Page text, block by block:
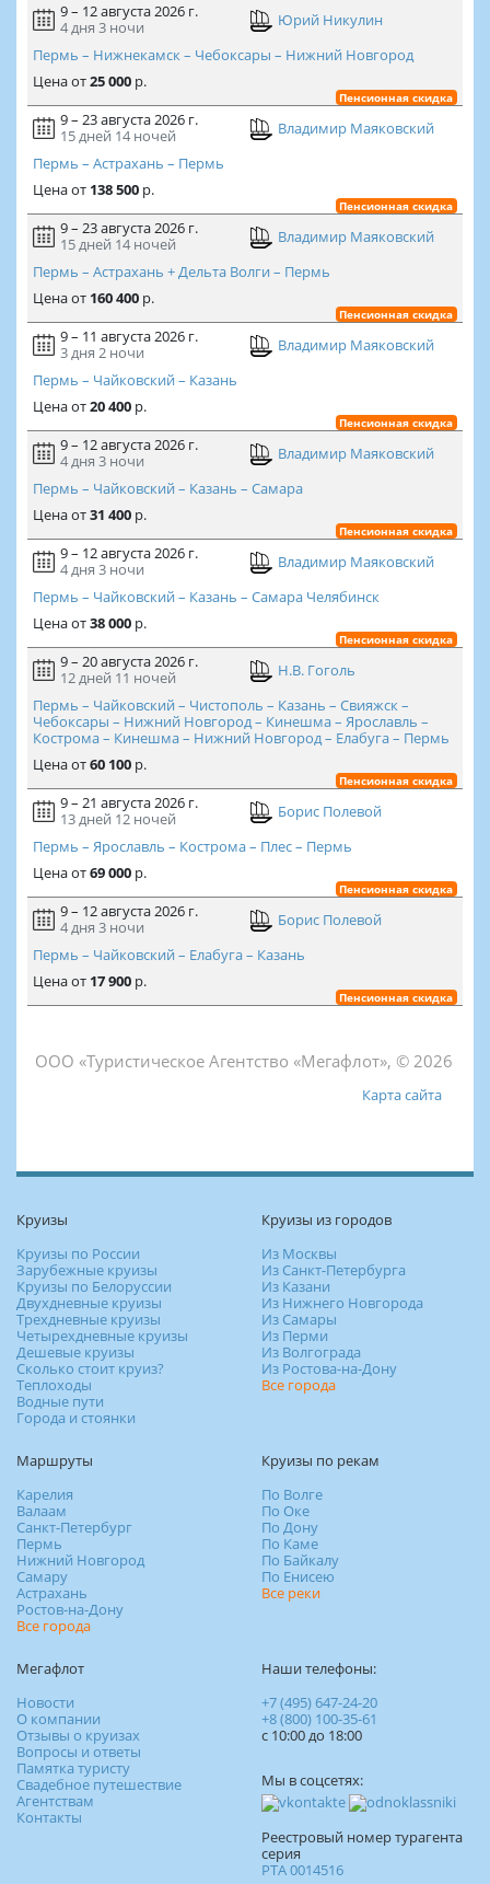
9 – 12 августа 2026 г.
4 дня 3 ночи
Юрий Никулин
Пермь – Нижнекамск – Чебоксары – Нижний Новгород
Ценаот25 000р.
Пенсионная скидка
9 – 23 августа 2026 г.
15 дней 14 ночей
Владимир Маяковский
Пермь – Астрахань – Пермь
Ценаот 138 500р.
Пенсионная скидка
9 – 23 августа 2026 г.
15 дней 14 ночей
Владимир Маяковский
Пермь – Астрахань + Дельта Волги – Пермь
Ценаот 160 400р.
Пенсионная скидка
9 – 11 августа 2026 г.
3 дня 2 ночи
Владимир Маяковский
Пермь – Чайковский – Казань
Ценаот20 400р.
Пенсионная скидка
9 – 12 августа 2026 г.
4 дня 3 ночи
Владимир Маяковский
Пермь – Чайковский – Казань – Самара
Ценаот31 400р.
Пенсионная скидка
9 – 12 августа 2026 г.
4 дня 3 ночи
Владимир Маяковский
Пермь – Чайковский – Казань – Самара Челябинск
Ценаот38 000р.
Пенсионная скидка
9 – 20 августа 2026 г.
12 дней 11 ночей
Н.В. Гоголь
Пермь – Чайковский – Чистополь – Казань – Свияжск –
Чебоксары – Нижний Новгород – Кинешма – Ярославль –
Кострома – Кинешма – Нижний Новгород – Елабуга – Пермь
Ценаот60 100р.
Пенсионная скидка
9 – 21 августа 2026 г.
13 дней 12 ночей
Борис Полевой
Пермь – Ярославль – Кострома – Плес – Пермь
Ценаот69 000р.
Пенсионная скидка
9 – 12 августа 2026 г.
4 дня 3 ночи
Борис Полевой
Пермь – Чайковский – Елабуга – Казань
Ценаот 17 900р.
Пенсионная скидка
ООО «Туристическое Агентство «Мегафлот», © 2026
Карта сайта
Круизы
Круизы по России
Зарубежные круизы
Круизы по Белоруссии
Двухдневные круизы
Трехдневные круизы
Четырехдневные круизы
Дешевые круизы
Сколько стоит круиз?
Теплоходы
Водные пути
Города и стоянки
Круизы из городов
Из Москвы
Из Санкт-Петербурга
Из Казани
Из Нижнего Новгорода
Из Самары
Из Перми
Из Волгограда
Из Ростова-на-Дону
Все города
Маршруты
Карелия
Валаам
Санкт-Петербург
Пермь
Нижний Новгород
Самару
Астрахань
Ростов-на-Дону
Все города
Круизы по рекам
По Волге
По Оке
По Дону
По Каме
По Байкалу
По Енисею
Все реки
Мегафлот
Новости
О компании
Отзывы о круизах
Вопросы и ответы
Памятка туристу
Свадебное путешествие
Агентствам
Контакты
Наши телефоны:
+7 (495) 647-24-20
+8 (800) 100-35-61
c 10:00 до 18:00
Мы в соцсетях:
Реестровый номер турагента
серия
РТА 0014516